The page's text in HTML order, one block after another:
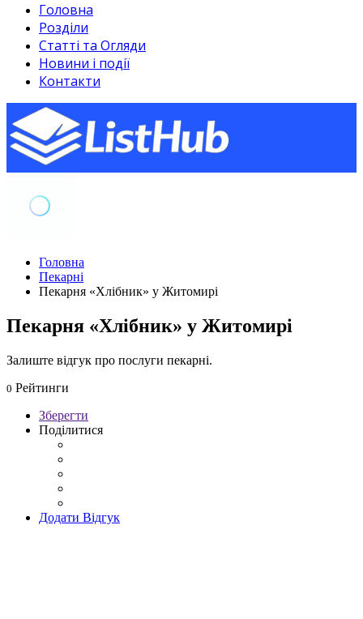
Головна
Розділи
Статті та Огляди
Новини і події
Контакти
Головна
Пекарні
Пекарня «Хлібник» у Житомирі
Пекарня «Хлібник» у Житомирі
Залиште відгук про послуги пекарні.
0 Рейтинги
Зберегти
Поділитися
Додати Відгук